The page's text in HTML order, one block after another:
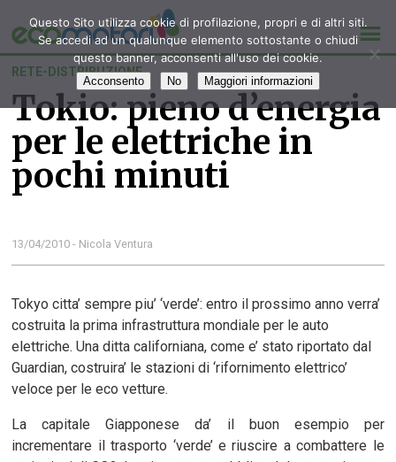
RETE-DISTRIBUZIONE
Tokio: pieno d’energia
per le elettriche in
pochi minuti
13/04/2010 - Nicola Ventura
Tokyo citta’ sempre piu’ ‘verde’: entro il prossimo anno verra’
costruita la prima infrastruttura mondiale per le auto
elettriche. Una ditta californiana, come e’ stato riportato dal
Guardian, costruira’ le stazioni di ‘rifornimento elettrico’
veloce per le eco vetture.
La capitale Giapponese da’ il buon esempio per
incrementare il trasporto ‘verde’ e riuscire a combattere le
Questo Sito utilizza cookie di profilazione, propri e di altri siti.
Se accedi ad un qualunque elemento sottostante o chiudi
questo banner, acconsenti all'uso dei cookie.
Acconsento No Maggiori informazioni